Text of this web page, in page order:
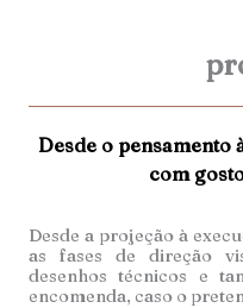
Desde o pensamento
com
Desde a projeção à
as fases de direção
desenhos técnicos e
encomenda, caso o